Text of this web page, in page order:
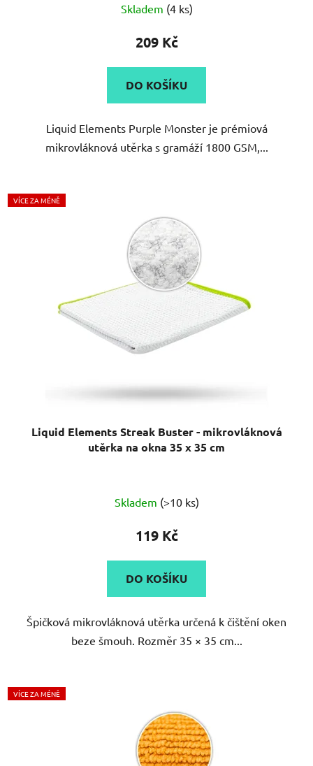
Skladem (4 ks)
209 Kč
DO KOŠÍKU
Liquid Elements Purple Monster je prémiová
mikrovláknová utěrka s gramáží 1800 GSM,...
VÍCE ZA MÉNĚ
Liquid Elements Streak Buster - mikrovláknová
utěrka na okna 35 x 35 cm
hodnocení
produktu
5,0
z
hvězdiček.
Skladem (>10 ks)
119 Kč
DO KOŠÍKU
Špičková mikrovláknová utěrka určená k čištění oken
beze šmouh. Rozměr 35 × 35 cm...
VÍCE ZA MÉNĚ